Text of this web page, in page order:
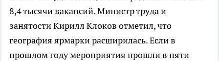
8,4 тысячи вакансий. Министр труда и
занятости Кирилл Клоков отметил, что
география ярмарки расширилась. Если в
прошлом году мероприятия прошли в пяти